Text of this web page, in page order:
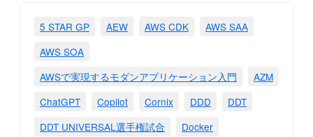
5 STAR GP AEW AWS CDK
AWS SAA
AWS SOA
AWSで実現するモダンアプリケーション入門
AZM
ChatGPT
Copilot Cornix DDD
DDT
DDT UNIVERSAL選手権試合
Docker